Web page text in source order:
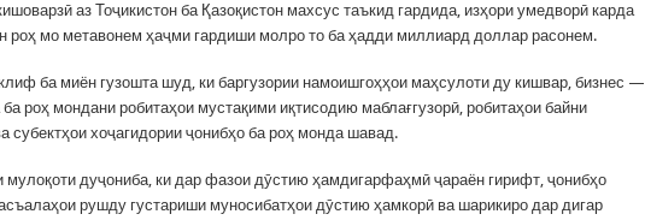
аз Тоҷикистон ба Қазоқистон махсус таъкид гардида, изҳори умедворӣ карда
роҳ мо метавонем ҳаҷми гардиши молро то ба ҳадди миллиард доллар расонем.
ба миён гузошта шуд, ки баргузории намоишгоҳҳои маҳсулоти ду кишвар, бизнес —
роҳ мондани робитаҳои мустақими иқтисодию маблағгузорӣ, робитаҳои байни
субектҳои хоҷагидории ҷонибҳо ба роҳ монда шавад.
мулоқоти дуҷониба, ки дар фазои дӯстию ҳамдигарфаҳмӣ ҷараён гирифт, ҷонибҳо
рушду густариши муносибатҳои дӯстию ҳамкорӣ ва шарикиро дар дигар